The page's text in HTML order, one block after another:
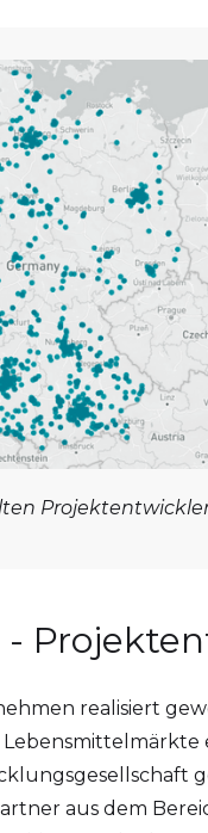
-
realisiert
aus dem